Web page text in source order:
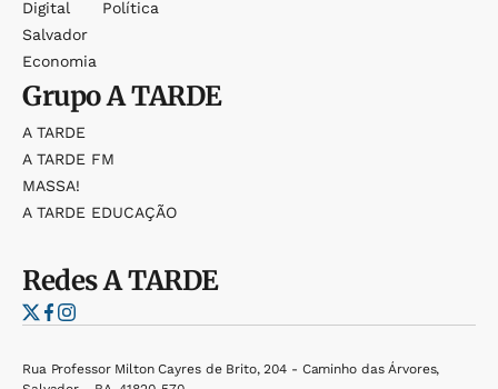
Digital
Salvador
Economia
Política
GrupoA TARDE
A TARDE
A TARDE FM
MASSA!
A TARDE EDUCAÇÃO
RedesA TARDE
Rua Professor Milton Cayres de Brito, 204 - Caminho das Árvores,